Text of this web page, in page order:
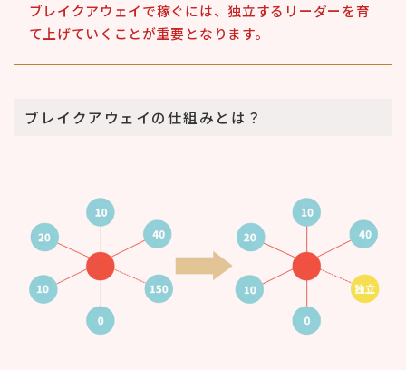
ブレイクアウェイで稼ぐには、独立するリーダーを育
て上げていくことが重要となります。
ブレイクアウェイの仕組みとは？